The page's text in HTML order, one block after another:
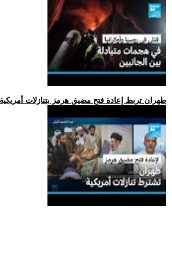
.. طهران تربط إعادة فتح مضيق هرمز بتنازلات أمريكية